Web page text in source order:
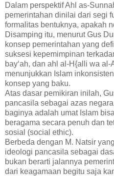
Dalam perspektif Ahl as-
pemerintahan dinilai dari segi
formalitas bentuknya, apakah
Disamping itu, menurut Gus
konsep pemerintahan yang
suksesi kepemimpinan
bay‘ah, dan ahl al-H{alli wa
menunjukkan Islam
konsep yang baku.
Atas dasar pemikiran inilah,
pancasila sebagai azas
baginya adalah umat Islam
beragama secara penuh dan
sosial (social ethic).
Berbeda dengan M. Natsir
ideologi pancasila sebagai
bukan berarti jalannya
dari keagamaan begitu saja